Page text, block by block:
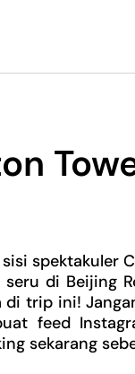
spektakuler
seru di Beijing
di trip ini!
feed
sekarang